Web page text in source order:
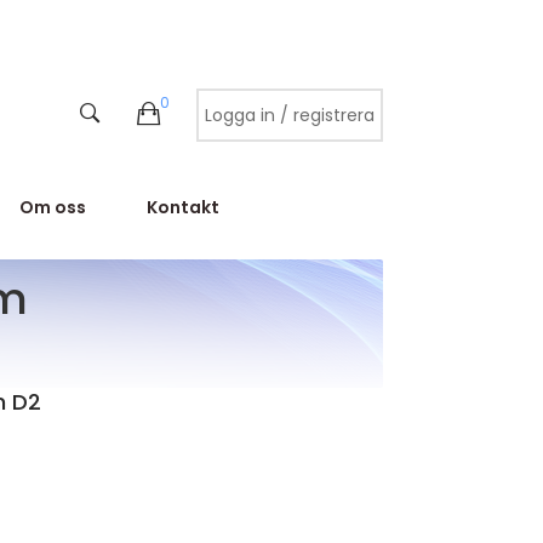
0
Logga in / registrera
Om oss Kontakt
D2